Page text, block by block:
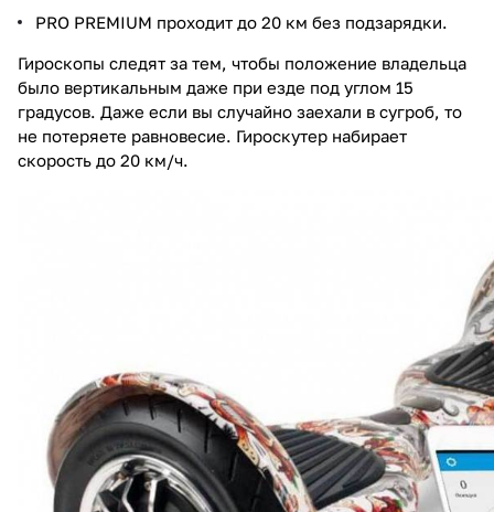
PRO PREMIUM проходит до 20 км без подзарядки.
Гироскопы следят за тем, чтобы положение владельца
было вертикальным даже при езде под углом 15
градусов. Даже если вы случайно заехали в сугроб, то
не потеряете равновесие. Гироскутер набирает
скорость до 20 км/ч.